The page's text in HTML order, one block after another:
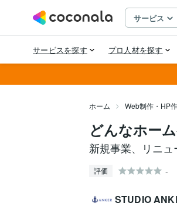
ホーム Web制作・HP
どんなホー
新規事業、リニ
評価 -
STUDIO